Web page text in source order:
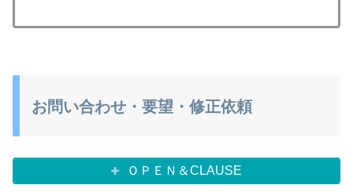
お問い合わせ・要望・修正依頼
ＯＰＥＮ＆CLAUSE